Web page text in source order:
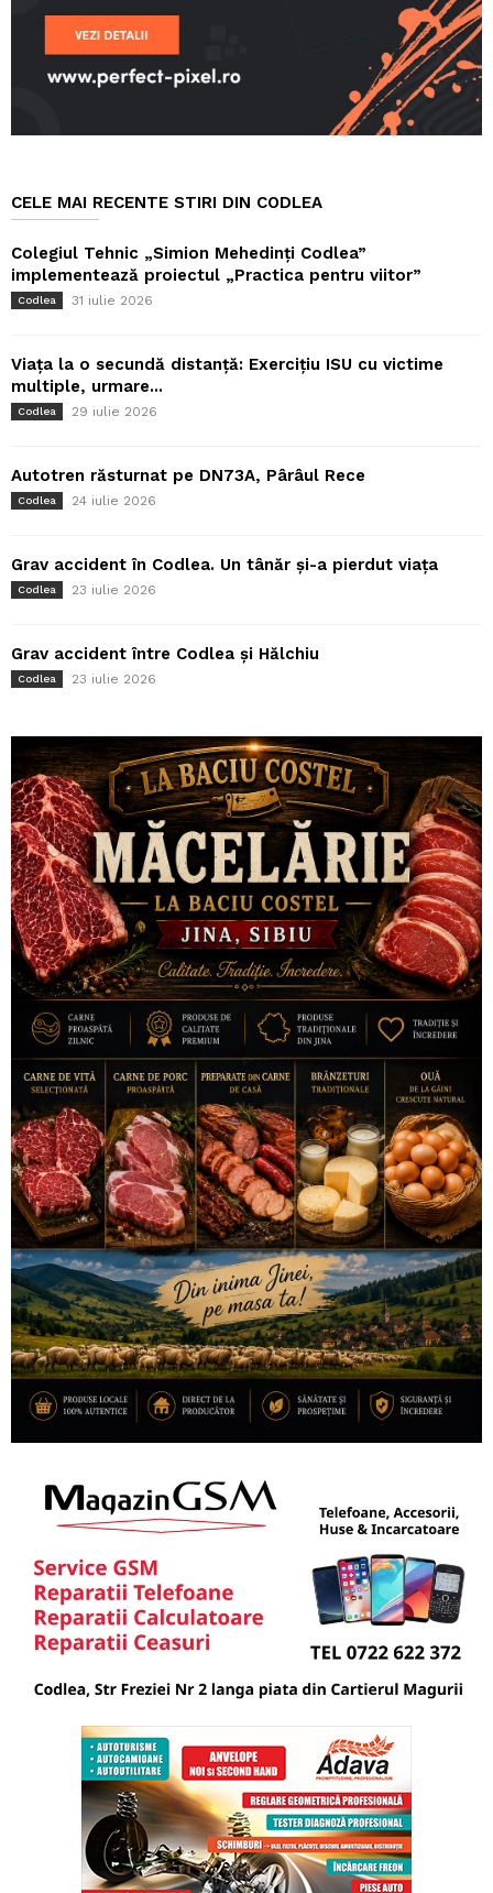
CELE MAI RECENTE STIRI DIN CODLEA
Colegiul Tehnic „Simion Mehedinți Codlea”
implementează proiectul „Practica pentru viitor”
Codlea 31 iulie 2026
Viața la o secundă distanță: Exercițiu ISU cu victime
multiple, urmare...
Codlea 29 iulie 2026
Autotren răsturnat pe DN73A, Pârâul Rece
Codlea 24 iulie 2026
Grav accident în Codlea. Un tânăr și-a pierdut viața
Codlea 23 iulie 2026
Grav accident între Codlea și Hălchiu
Codlea 23 iulie 2026